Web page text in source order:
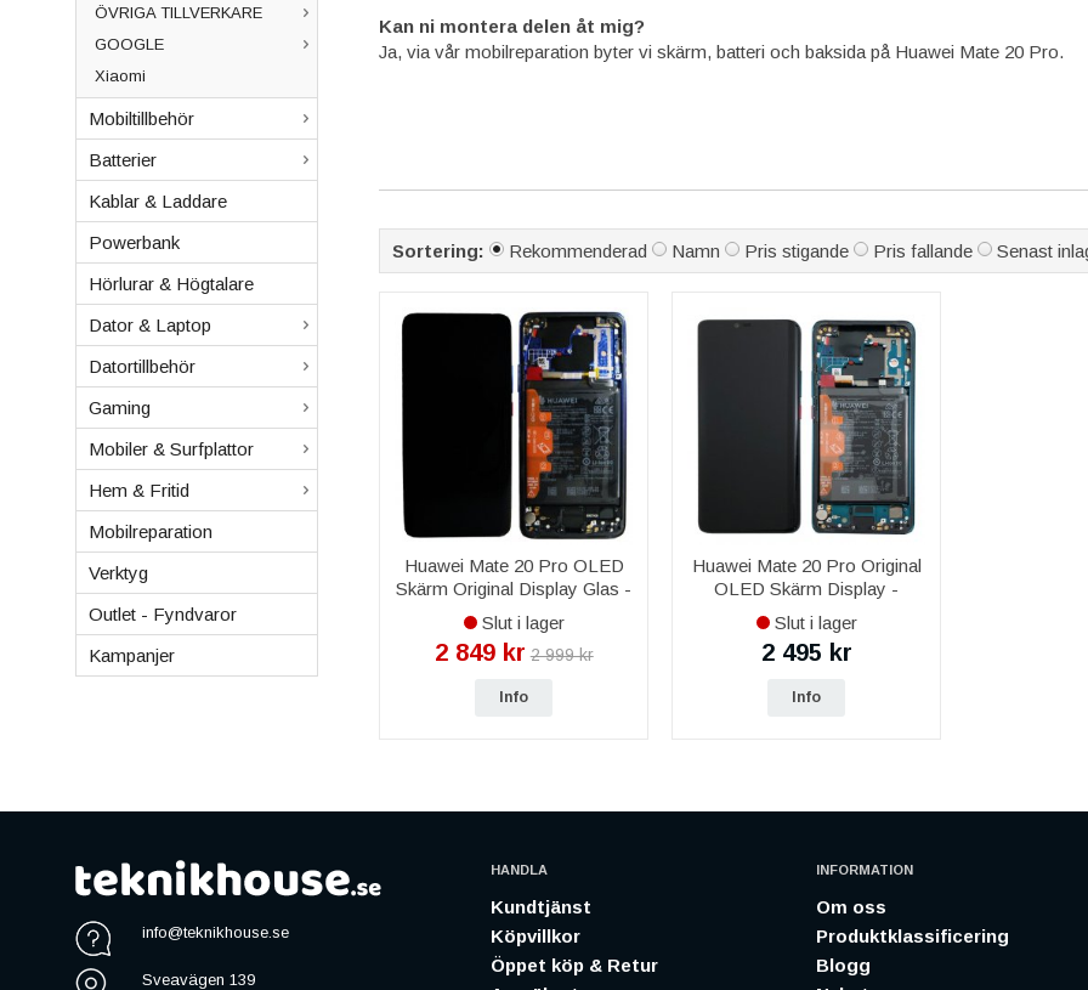
ÖVRIGA TILLVERKARE
GOOGLE
Xiaomi
Mobiltillbehör
Batterier
Kablar & Laddare
Powerbank
Hörlurar & Högtalare
Dator & Laptop
Datortillbehör
Gaming
Mobiler & Surfplattor
Hem & Fritid
Mobilreparation
Verktyg
Outlet - Fyndvaror
Kampanjer
Kan ni montera delen åt mig?
Ja, via vår mobilreparation byter vi skärm, batteri och baksida på Huawei Mate 20 Pro.
Sortering: Rekommenderad Namn Pris stigande Pris fallande Senast
Huawei Mate 20 Pro OLED
Skärm Original Display Glas -
Blå
Slut i lager
2 849 kr 2 999 kr
Info
Huawei Mate 20 Pro Original
OLED Skärm Display -
Mörkblå
Slut i lager
2 495 kr
Info
info@teknikhouse.se
Sveavägen 139
HANDLA
Kundtjänst
Köpvillkor
Öppet köp & Retur
INFORMATION
Om oss
Produktklassificering
Blogg